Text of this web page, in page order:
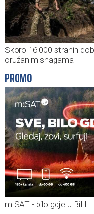
Skoro 16.000 stranih
oružanim snagama
PROMO
m:SAT - bilo gdje u BiH